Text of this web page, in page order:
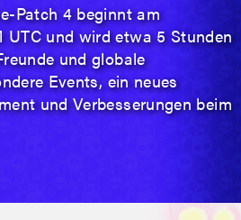
Patch 4 beginnt am
UTC und wird etwa 5 Stunden
und globale
Events, ein neues
und Verbesserungen beim